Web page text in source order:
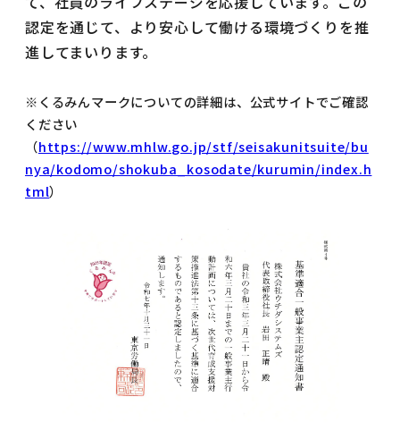
認定を通じて、より安心して働ける環境づくりを推
進してまいります。
※くるみんマークについての詳細は、公式サイトでご確認
ください
（https://www.mhlw.go.jp/stf/seisakunitsuite/bu
nya/kodomo/shokuba_kosodate/kurumin/index.h
tml）